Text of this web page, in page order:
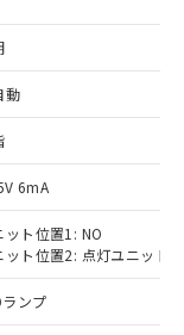
動
6mA
ット位置1: NO
ット位置2: 点灯ユニット
ランプ